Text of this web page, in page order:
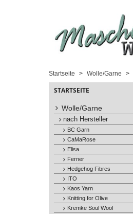
Startseite Wolle/Garne
STARTSEITE
Wolle/Garne
nach Hersteller
BC Garn
CaMaRose
Elisa
Ferner
Hedgehog Fibres
ITO
Kaos Yarn
Knitting for Olive
Kremke Soul Wool